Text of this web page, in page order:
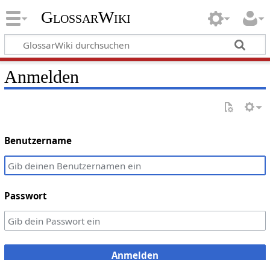
GlossarWiki
Anmelden
Benutzername
Passwort
Anmelden